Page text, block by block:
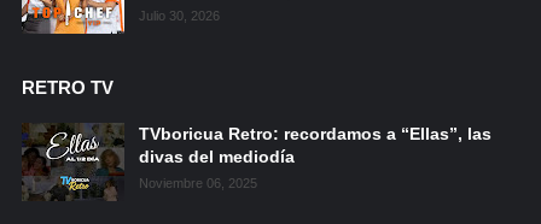
Julio 30, 2026
RETRO TV
TVboricua Retro: recordamos a “Ellas”, las
divas del mediodía
Noviembre 06, 2025